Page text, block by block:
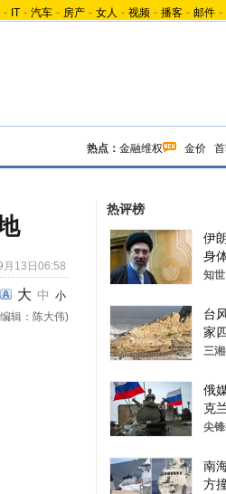
- IT - 汽车 - 房产 - 女人 - 视频 - 播客 - 邮件 -
热点： 金融维权 金价
月13日06:58
大 中 小
辑：陈大伟)
热评榜
伊
身
世
知世
台
家
中
三
俄
克
答
尖
南
方